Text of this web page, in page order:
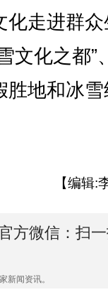
化走进群
文化之都”
胜地和冰
【编辑:
方微信：扫
新闻资讯。